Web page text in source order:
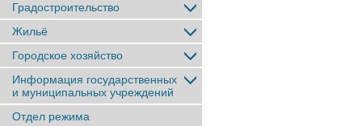
Градостроительство
Жильё
Городское хозяйство
Информация государственных
и муниципальных учреждений
Отдел режима